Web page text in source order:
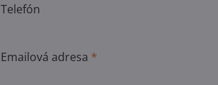
Telefón
Emailová adresa *